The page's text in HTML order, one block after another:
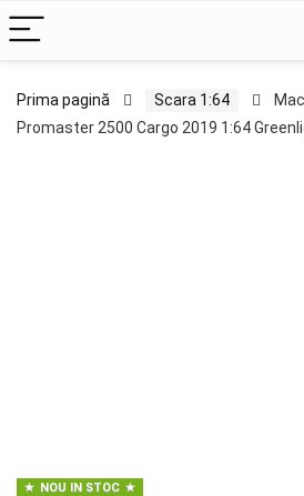
Prima pagină Scara 1:64
Promaster 2500 Cargo 2019 1:64
NOU IN STOC